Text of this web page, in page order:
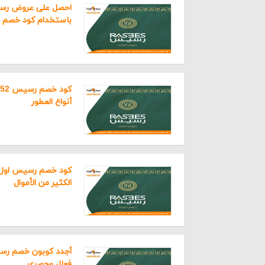
بيع
احصل على عروض
باستخدام كود خصم TT52
أنواع العطور
الكثير من الأموال